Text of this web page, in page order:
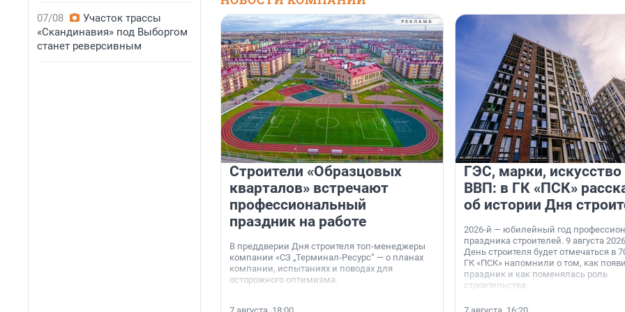
07/08
Участок трассы
«Скандинавия» под Выборгом
станет реверсивным
Строители «Образцовых
кварталов» встречают
профессиональный
праздник на работе
В преддверии Дня строителя топ-менеджеры
компании «СЗ „Терминал-Ресурс“ — о планах
компании, испытаниях и поводах для
осторожного оптимизма.
ГЭС, марки, искусство
ВВП: в ГК «ПСК»
об истории Дня
2026-й — юбилейный год
праздника строителей. 9 августа
День строителя будет отмечаться в
ГК «ПСК» напомнили о том, как
праздник и как поменялась роль
строительства.